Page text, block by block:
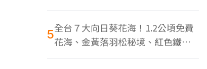
男，百款周邊買翻
5全台７大向日葵花海！1.2公頃免費
花海、金黃落羽松秘境、紅色鐵橋
同框